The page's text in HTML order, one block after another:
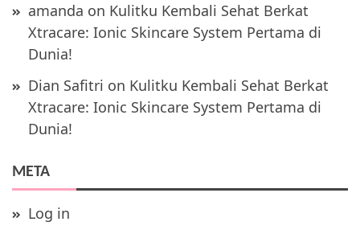
amanda on Kulitku Kembali Sehat Berkat
Xtracare: Ionic Skincare System Pertama di
Dunia!
Dian Safitri on Kulitku Kembali Sehat Berkat
Xtracare: Ionic Skincare System Pertama di
Dunia!
META
Log in